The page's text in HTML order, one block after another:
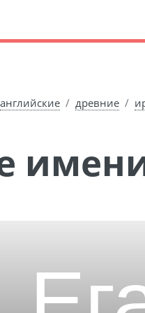
английские древние